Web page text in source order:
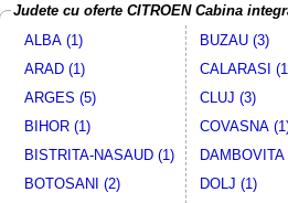
Judete cu oferte CITROEN Cabina
ALBA (1)
ARAD (1)
ARGES (5)
BIHOR (1)
BISTRITA-NASAUD (1)
BOTOSANI (2)
BUZAU (3)
CALARASI
CLUJ (3)
COVASNA
DAMBOVITA
DOLJ (1)